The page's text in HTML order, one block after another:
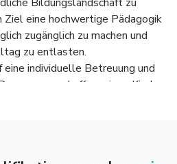
eine hochwertige Pädagogik
zugänglich zu machen und
zu entlasten.
individuelle Betreuung und
nur so schaffen wir es Kinder